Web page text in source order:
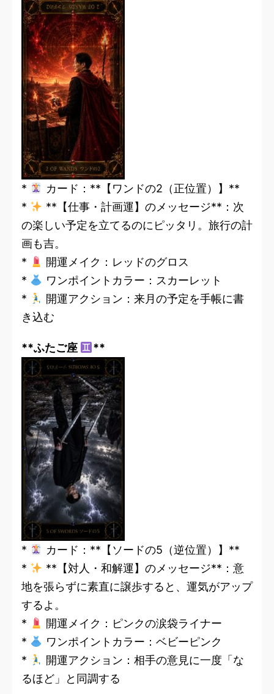
*
カード：**【ワンドの2（正位置）】**
*
**【仕事・計画運】のメッセージ**：次
の楽しい予定を立てるのにピッタリ。旅行の計
画も吉。
*
開運メイク：レッドのグロス
*
ワンポイントカラー：スカーレット
*
開運アクション：来月の予定を手帳に書
き込む
**ふたご座 **
*
カード：**【ソードの5（逆位置）】**
*
**【対人・和解運】のメッセージ**：意
地を張らずに素直に譲歩すると、運気がアップ
するよ。
*
開運メイク：ピンクの涙袋ライナー
*
ワンポイントカラー：ベビーピンク
*
開運アクション：相手の意見に一度「な
るほど」と同調する